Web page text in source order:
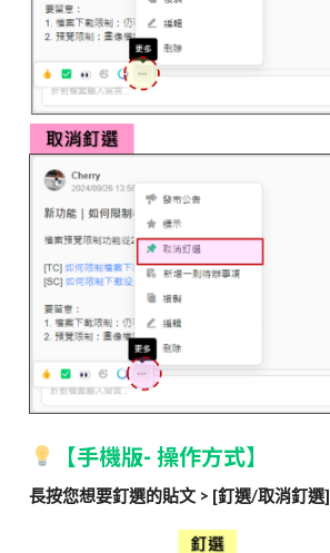
【手機版- 操作方式】
長按您想要釘選的貼文 > [釘選/取消釘選]